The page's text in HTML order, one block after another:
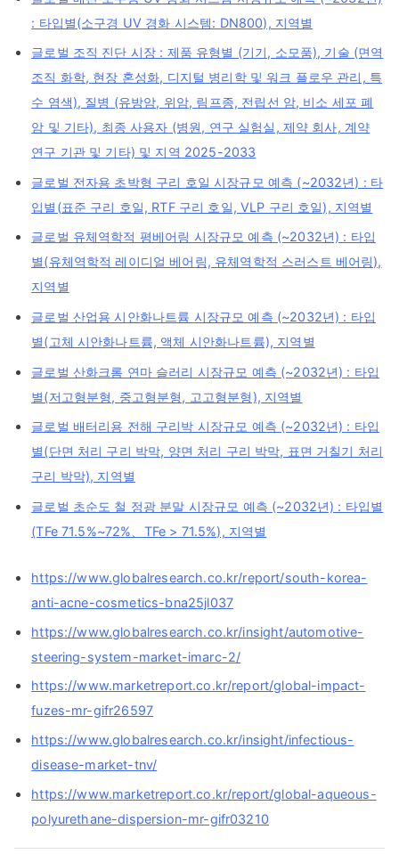
: 타입별(소구경 UV 경화 시스템: DN800), 지역별
글로벌 조직 진단 시장 : 제품 유형별 (기기, 소모품), 기술 (면역
조직 화학, 현장 혼성화, 디지털 병리학 및 워크 플로우 관리, 특
수 염색), 질병 (유방암, 위암, 림프종, 전립선 암, 비소 세포 폐
암 및 기타), 최종 사용자 (병원, 연구 실험실, 제약 회사, 계약
연구 기관 및 기타) 및 지역 2025-2033
글로벌 전자용 초박형 구리 호일 시장규모 예측 (~2032년) : 타
입별(표준 구리 호일, RTF 구리 호일, VLP 구리 호일), 지역별
글로벌 유체역학적 평베어링 시장규모 예측 (~2032년) : 타입
별(유체역학적 레이디얼 베어링, 유체역학적 스러스트 베어링),
지역별
글로벌 산업용 시안화나트륨 시장규모 예측 (~2032년) : 타입
별(고체 시안화나트륨, 액체 시안화나트륨), 지역별
글로벌 산화크롬 연마 슬러리 시장규모 예측 (~2032년) : 타입
별(저고형분형, 중고형분형, 고고형분형), 지역별
글로벌 배터리용 전해 구리박 시장규모 예측 (~2032년) : 타입
별(단면 처리 구리 박막, 양면 처리 구리 박막, 표면 거칠기 처리
구리 박막), 지역별
글로벌 초순도 철 정광 분말 시장규모 예측 (~2032년) : 타입별
(TFe 71.5%~72%、TFe > 71.5%), 지역별
https://www.globalresearch.co.kr/report/south-korea-
anti-acne-cosmetics-bna25jl037
https://www.globalresearch.co.kr/insight/automotive-
steering-system-market-imarc-2/
https://www.marketreport.co.kr/report/global-impact-
fuzes-mr-gifr26597
https://www.globalresearch.co.kr/insight/infectious-
disease-market-tnv/
https://www.marketreport.co.kr/report/global-aqueous-
polyurethane-dispersion-mr-gifr03210